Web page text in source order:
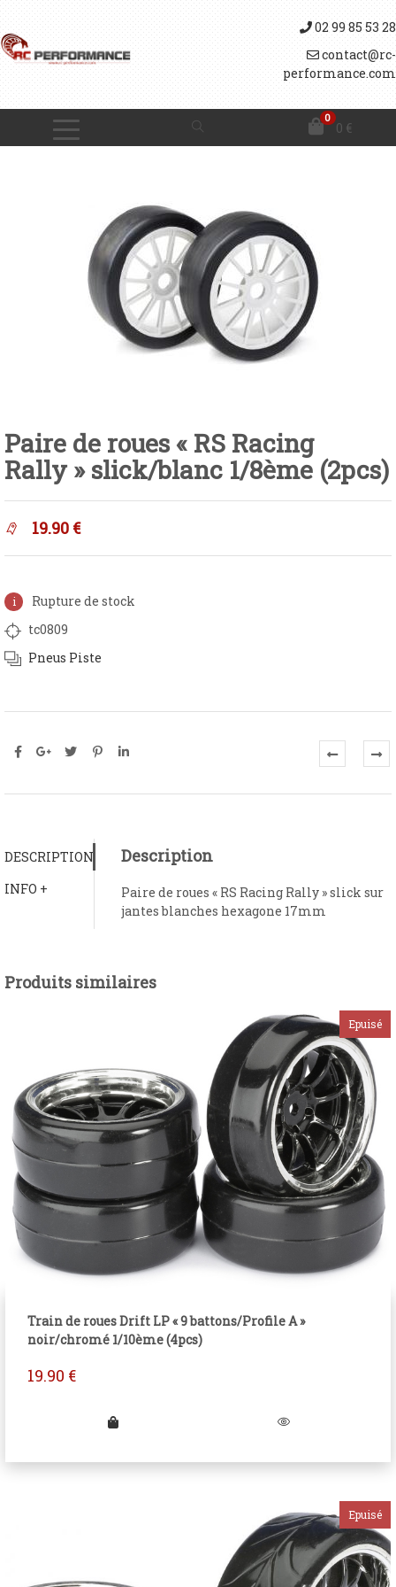
02 99 85 53 28
contact@rc-
performance.com
0
0 €
Paire de roues « RS Racing
Rally » slick/blanc 1/8ème (2pcs)
19.90 €
Rupture de stock
tc0809
Pneus Piste
DESCRIPTION
INFO +
Description
Paire de roues « RS Racing Rally » slick sur
jantes blanches hexagone 17mm
Produits similaires
Train de roues Drift LP « 9 battons/Profile A »
noir/chromé 1/10ème (4pcs)
19.90 €